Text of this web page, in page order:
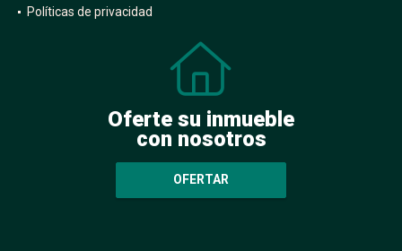
Políticas de privacidad
Oferte su inmueble
con nosotros
OFERTAR